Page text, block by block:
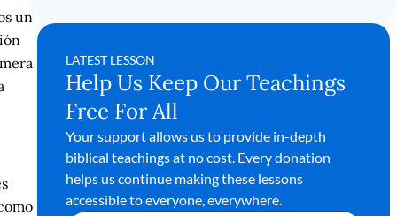
un
LATEST LESSON
Help Us Keep Our Teachings
Free For All
Your support allows us to provide in-depth
biblical teachings at no cost. Every donation
helps us continue making these lessons
accessible to everyone, everywhere.